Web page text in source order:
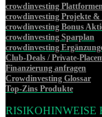
crowdinvesting Plattformen
crowdinvesting Projekte &
crowdinvesting Bonus
crowdinvesting Sparplan
crowdinvesting
Club-Deals / Private-
Finanzierung anfragen
Crowdinvesting Glossar
Top-Zins Produkte
RISIKOHINWEISE